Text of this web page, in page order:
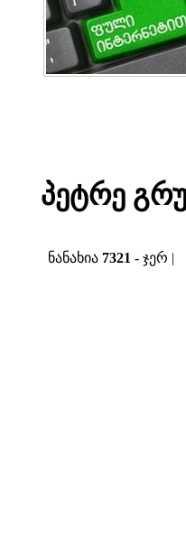
პეტრე
ნანახია 7321 - ჯერ |